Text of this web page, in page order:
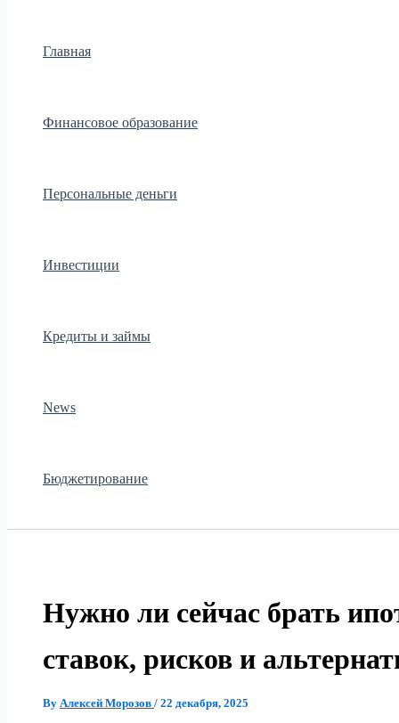
Главная
Финансовое образование
Персональные деньги
Инвестиции
Кредиты и займы
News
Бюджетирование
Нужно ли сейчас брать
ставок, рисков и
By Алексей Морозов / 22 декабря, 2025